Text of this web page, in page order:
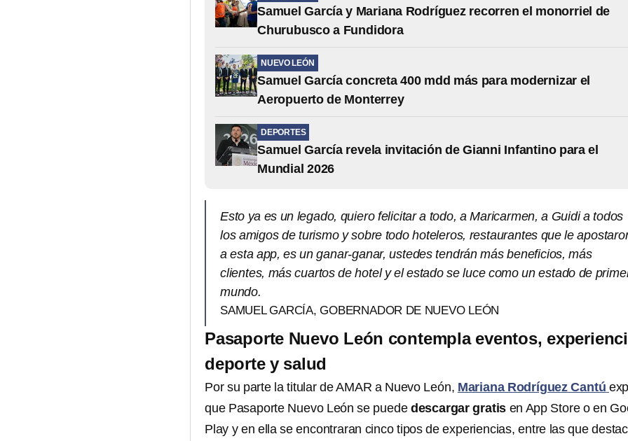
Samuel García y Mariana Rodríguez recorren el monorriel de
Churubusco a Fundidora
NUEVO LEÓN
Samuel García concreta 400 mdd más para modernizar el
Aeropuerto de Monterrey
DEPORTES
Samuel García revela invitación de Gianni Infantino para el
Mundial 2026
Esto ya es un legado, quiero felicitar a todo, a Maricarmen, a Guidi a todos
los amigos de turismo y sobre todo hoteleros, restaurantes que le
a esta app, es un ganar-ganar, ustedes tendrán más beneficios, más
clientes, más cuartos de hotel y el estado se luce como un estado de
mundo.
SAMUEL GARCÍA, GOBERNADOR DE NUEVO LEÓN
Pasaporte Nuevo León contempla eventos,
deporte y salud
Por su parte la titular de AMAR a Nuevo León, Mariana Rodríguez Cantú
que Pasaporte Nuevo León se puede descargar gratis en App Store o en
Play y en ella se encontraran cinco tipos de experiencias, entre las que